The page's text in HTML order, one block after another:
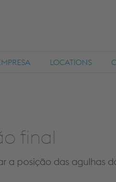
LOCATIONS
final
a posição das agulhas